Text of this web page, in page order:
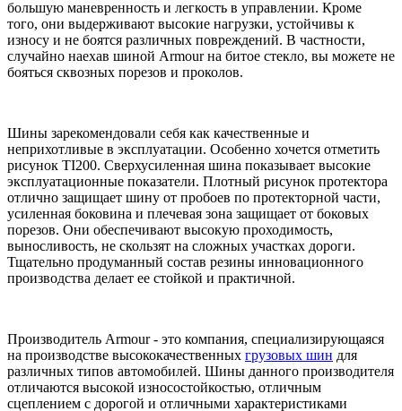
большую маневренность и легкость в управлении. Кроме
того, они выдерживают высокие нагрузки, устойчивы к
износу и не боятся различных повреждений. В частности,
случайно наехав шиной Armour на битое стекло, вы можете не
бояться сквозных порезов и проколов.
Шины зарекомендовали себя как качественные и
неприхотливые в эксплуатации. Особенно хочется отметить
рисунок TI200. Сверхусиленная шина показывает высокие
эксплуатационные показатели. Плотный рисунок протектора
отлично защищает шину от пробоев по протекторной части,
усиленная боковина и плечевая зона защищает от боковых
порезов. Они обеспечивают высокую проходимость,
выносливость, не скользят на сложных участках дороги.
Тщательно продуманный состав резины инновационного
производства делает ее стойкой и практичной.
Производитель Armour - это компания, специализирующаяся
на производстве высококачественных грузовых шин для
различных типов автомобилей. Шины данного производителя
отличаются высокой износостойкостью, отличным
сцеплением с дорогой и отличными характеристиками